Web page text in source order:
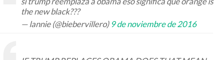
the new black???
— lannie (@biebervillero) 9 de noviembre de 2016